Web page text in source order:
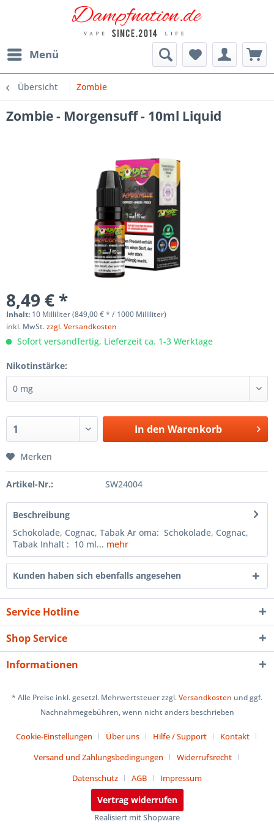
Menü
Übersicht Zombie
Zombie - Morgensuff - 10ml Liquid
8,49 € *
Inhalt: 10 Milliliter (849,00 € * / 1000 Milliliter)
inkl. MwSt.zzgl. Versandkosten
Sofort versandfertig, Lieferzeit ca. 1-3 Werktage
Nikotinstärke:
In den Warenkorb
Merken
Artikel-Nr.: SW24004
Beschreibung
Schokolade, Cognac, Tabak Ar oma: Schokolade, Cognac,
Tabak Inhalt : 10 ml... mehr
Kunden haben sich ebenfalls angesehen
Service Hotline
Shop Service
Informationen
* Alle Preise inkl. gesetzl. Mehrwertsteuer zzgl.Versandkosten und ggf.
Nachnahmegebühren, wenn nicht anders beschrieben
Cookie-Einstellungen Über uns Hilfe / Support
Kontakt
Versand und Zahlungsbedingungen
Widerrufsrecht
Datenschutz
AGB Impressum
Vertrag widerrufen
Realisiert mit Shopware